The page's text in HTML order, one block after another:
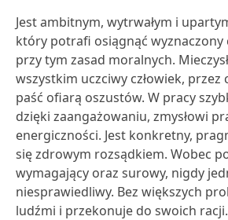
Jest ambitnym, wytrwałym i
który potrafi osiągnąć wyznaczony
przy tym zasad moralnych.
wszystkim uczciwy człowiek, przez
paść ofiarą oszustów. W pracy
dzięki zaangażowaniu, zmysłowi
energiczności. Jest konkretny,
się zdrowym rozsądkiem. Wobec
wymagający oraz surowy, nigdy
niesprawiedliwy. Bez większych
ludźmi i przekonuje do swoich